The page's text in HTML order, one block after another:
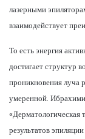
лазерными
взаимодействует
То есть энергия
достигает структур
проникновения луча
умеренной.
результатов